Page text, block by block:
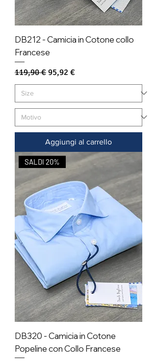
DB212 - Camicia in Cotone collo
Francese
Prezzo regolare
119,90 €Prezzo scontato
95,92 €
Aggiungi al carrello
SALDI 20%
DB320 - Camicia in Cotone
Popeline con Collo Francese